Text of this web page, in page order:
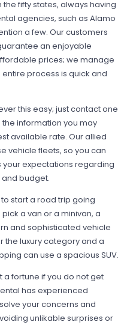
fifty states, always having
agencies, such as Alamo
a few. Our customers
an enjoyable
prices; we manage
process is quick and
this easy; just contact one
information you may
available rate. Our allied
vehicle fleets, so you can
expectations regarding
budget.
start a road trip going
a van or a minivan, a
and sophisticated vehicle
the luxury category and a
can use a spacious SUV.
a fortune if you do not get
has experienced
your concerns and
unlikable surprises or